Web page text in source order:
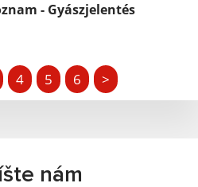
- Gyászjelentés
4 5 6 >
nám